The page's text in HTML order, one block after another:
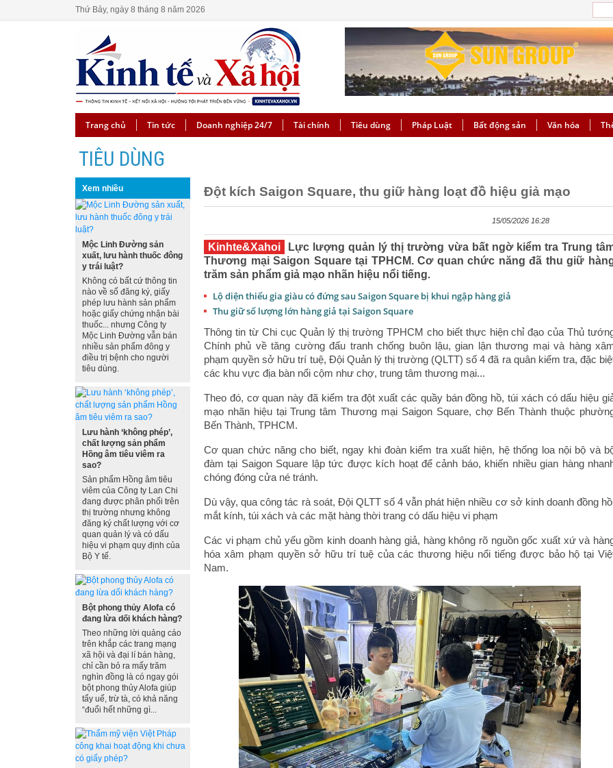
Thứ Bảy, ngày 8 tháng 8 năm 2026
Trang chủ Tin tức Doanh nghiệp 24/7 Tài chính Tiêu dùng Pháp Luật Bất động sản Văn hóa
TIÊU DÙNG
Xem nhiều
Mộc Linh Đường sản
xuất, lưu hành thuốc đông
y trái luật?
Không có bất cứ thông tin
nào về số đăng ký, giấy
phép lưu hành sản phẩm
hoặc giấy chứng nhận bài
thuốc... nhưng Công ty
Mộc Linh Đường vẫn bán
nhiều sản phẩm đông y
điều trị bệnh cho người
tiêu dùng.
Lưu hành ‘không phép’,
chất lượng sản phẩm
Hồng âm tiêu viêm ra
sao?
Sản phẩm Hồng âm tiêu
viêm của Công ty Lan Chi
đang được phân phối trên
thị trường nhưng không
đăng ký chất lượng với cơ
quan quản lý và có dấu
hiệu vi phạm quy định của
Bộ Y tế.
Bột phong thủy Alofa có
đang lừa dối khách hàng?
Theo những lời quảng cáo
trên khắp các trang mạng
xã hội và đại lí bán hàng,
chỉ cần bỏ ra mấy trăm
nghìn đồng là có ngay gói
bột phong thủy Alofa giúp
tẩy uế, trừ tà, có khả năng
“đuổi hết những gì...
Đột kích Saigon Square, thu giữ hàng loạt đồ hiệu giả mạo
15/05/2026 16:28
Kinhte&Xahoi
Lực lượng quản lý thị trường vừa bất ngờ kiểm tra Trung
Thương mại Saigon Square tại TPHCM. Cơ quan chức năng đã thu giữ
trăm sản phẩm giả mạo nhãn hiệu nổi tiếng.
Lộ diện thiếu gia giàu có đứng sau Saigon Square bị khui ngập hàng giả
Thu giữ số lượng lớn hàng giả tại Saigon Square
Thông tin từ Chi cục Quản lý thị trường TPHCM cho biết thực hiện chỉ đạo của Thủ
Chính phủ về tăng cường đấu tranh chống buôn lậu, gian lận thương mại và hàng
phạm quyền sở hữu trí tuệ, Đội Quản lý thị trường (QLTT) số 4 đã ra quân kiểm tra, đặc
các khu vực địa bàn nổi cộm như chợ, trung tâm thương mại...
Theo đó, cơ quan này đã kiểm tra đột xuất các quầy bán đồng hồ, túi xách có dấu hiệu
mạo nhãn hiệu tại Trung tâm Thương mại Saigon Square, chợ Bến Thành thuộc
Bến Thành, TPHCM.
Cơ quan chức năng cho biết, ngay khi đoàn kiểm tra xuất hiện, hệ thống loa nội bộ và
đàm tại Saigon Square lập tức được kích hoạt để cảnh báo, khiến nhiều gian hàng
chóng đóng cửa né tránh.
Dù vậy, qua công tác rà soát, Đội QLTT số 4 vẫn phát hiện nhiều cơ sở kinh doanh đồng
mắt kính, túi xách và các mặt hàng thời trang có dấu hiệu vi phạm
Các vi phạm chủ yếu gồm kinh doanh hàng giả, hàng không rõ nguồn gốc xuất xứ và
hóa xâm phạm quyền sở hữu trí tuệ của các thương hiệu nổi tiếng được bảo hộ tại
Nam.